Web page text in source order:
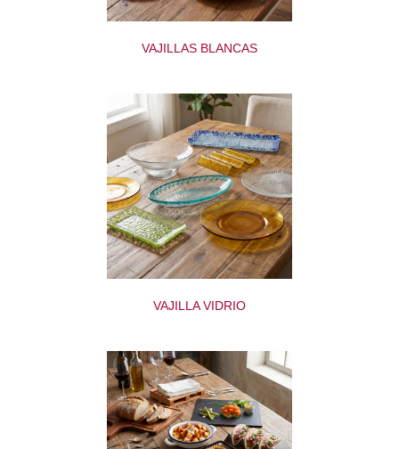
VAJILLAS BLANCAS
VAJILLA VIDRIO